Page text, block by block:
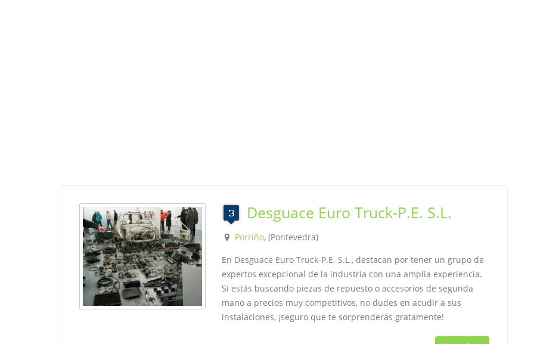
Desguace Euro Truck-P.E. S.L.
Porriño, (Pontevedra)
En Desguace Euro Truck-P.E. S.L., destacan por tener un grupo de
expertos excepcional de la industria con una amplia experiencia.
Si estás buscando piezas de repuesto o accesorios de segunda
mano a precios muy competitivos, no dudes en acudir a sus
instalaciones, ¡seguro que te sorprenderás gratamente!